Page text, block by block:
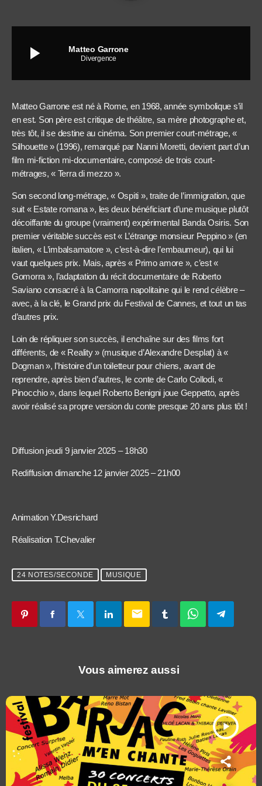
play_arrow Matteo Garrone
Divergence
Matteo Garrone est né à Rome, en 1968, année symbolique s’il
en est. Son père est critique de théâtre, sa mère photographe et,
très tôt, il se destine au cinéma. Son premier court-métrage, «
Silhouette » (1996), remarqué par Nanni Moretti, devient part d’un
film mi-fiction mi-documentaire, composé de trois court-
métrages, « Terra di mezzo ».
Son second long-métrage, « Ospiti », traite de l’immigration, que
suit « Estate romana », les deux bénéficiant d’une musique plutôt
décoiffante du groupe (vraiment) expérimental Banda Osiris. Son
premier véritable succès est « L’étrange monsieur Peppino » (en
italien, « L’imbalsamatore », c’est-à-dire l’embaumeur), qui lui
vaut quelques prix. Mais, après « Primo amore », c’est «
Gomorra », l’adaptation du récit documentaire de Roberto
Saviano consacré à la Camorra napolitaine qui le rend célèbre –
avec, à la clé, le Grand prix du Festival de Cannes, et tout un tas
d’autres prix.
Loin de répliquer son succès, il enchaîne sur des films fort
différents, de « Reality » (musique d’Alexandre Desplat) à «
Dogman », l’histoire d’un toiletteur pour chiens, avant de
reprendre, après bien d’autres, le conte de Carlo Collodi, «
Pinocchio », dans lequel Roberto Benigni joue Geppetto, après
avoir réalisé sa propre version du conte presque 20 ans plus tôt !
Diffusion jeudi 9 janvier 2025 – 18h30
Rediffusion dimanche 12 janvier 2025 – 21h00
Animation Y.Desrichard
Réalisation T.Chevalier
24 NOTES/SECONDE MUSIQUE
email
Vous aimerez aussi
play_arrow